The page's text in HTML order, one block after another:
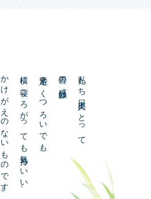
私たち日本人にとって
畳の感触は、
素足でくつろいでも、
横に寝ころがっても気持ちいい、
かけがえのないものです。